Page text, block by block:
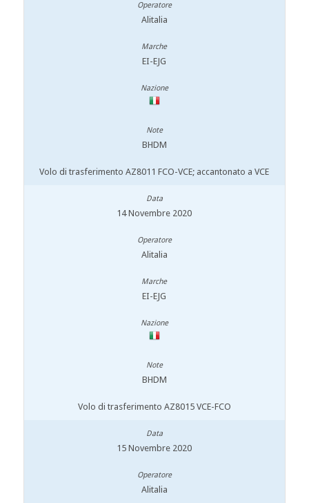
Alitalia
EI-EJG
BHDM
Volo di trasferimento AZ8011 FCO-VCE; accantonato a VCE
14 Novembre 2020
Alitalia
EI-EJG
BHDM
Volo di trasferimento AZ8015 VCE-FCO
15 Novembre 2020
Alitalia